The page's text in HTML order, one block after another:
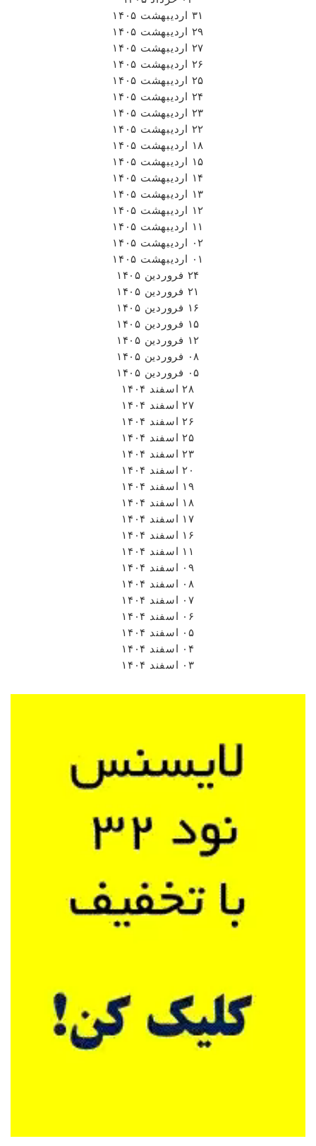
۲۵ اردیبهشت ۱۴۰۵
۲۴ اردیبهشت ۱۴۰۵
۲۳ اردیبهشت ۱۴۰۵
۲۲ اردیبهشت ۱۴۰۵
۱۸ اردیبهشت ۱۴۰۵
۱۵ اردیبهشت ۱۴۰۵
۱۴ اردیبهشت ۱۴۰۵
۱۳ اردیبهشت ۱۴۰۵
۱۲ اردیبهشت ۱۴۰۵
۱۱ اردیبهشت ۱۴۰۵
۰۲ اردیبهشت ۱۴۰۵
۰۱ اردیبهشت ۱۴۰۵
۲۴ فروردین ۱۴۰۵
۲۱ فروردین ۱۴۰۵
۱۶ فروردین ۱۴۰۵
۱۵ فروردین ۱۴۰۵
۱۲ فروردین ۱۴۰۵
۰۸ فروردین ۱۴۰۵
۰۵ فروردین ۱۴۰۵
۲۸ اسفند ۱۴۰۴
۲۷ اسفند ۱۴۰۴
۲۶ اسفند ۱۴۰۴
۲۵ اسفند ۱۴۰۴
۲۳ اسفند ۱۴۰۴
۲۰ اسفند ۱۴۰۴
۱۹ اسفند ۱۴۰۴
۱۸ اسفند ۱۴۰۴
۱۷ اسفند ۱۴۰۴
۱۶ اسفند ۱۴۰۴
۱۱ اسفند ۱۴۰۴
۰۹ اسفند ۱۴۰۴
۰۸ اسفند ۱۴۰۴
۰۷ اسفند ۱۴۰۴
۰۶ اسفند ۱۴۰۴
۰۵ اسفند ۱۴۰۴
۰۴ اسفند ۱۴۰۴
۰۳ اسفند ۱۴۰۴